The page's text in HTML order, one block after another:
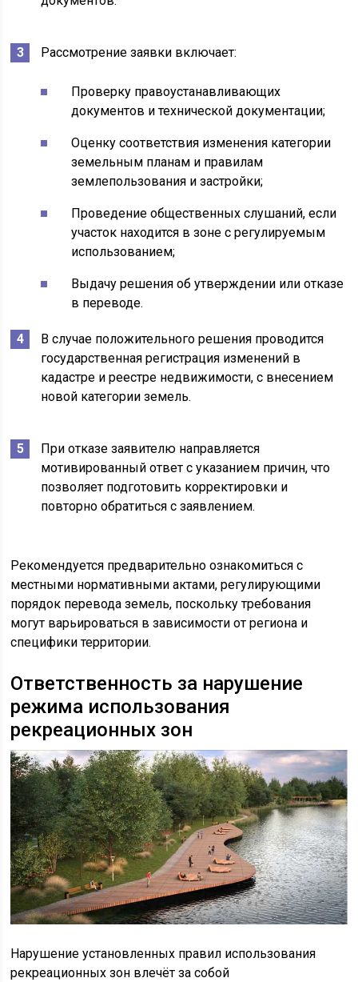
Рассмотрение заявки включает:
Проверку правоустанавливающих
документов и технической документации;
Оценку соответствия изменения категории
земельным планам и правилам
землепользования и застройки;
Проведение общественных слушаний, если
участок находится в зоне с регулируемым
использованием;
Выдачу решения об утверждении или отказе
в переводе.
В случае положительного решения проводится
государственная регистрация изменений в
кадастре и реестре недвижимости, с внесением
новой категории земель.
При отказе заявителю направляется
мотивированный ответ с указанием причин, что
позволяет подготовить корректировки и
повторно обратиться с заявлением.
Рекомендуется предварительно ознакомиться с
местными нормативными актами, регулирующими
порядок перевода земель, поскольку требования
могут варьироваться в зависимости от региона и
специфики территории.
Ответственность за нарушение
режима использования
рекреационных зон
Нарушение установленных правил использования
рекреационных зон влечёт за собой